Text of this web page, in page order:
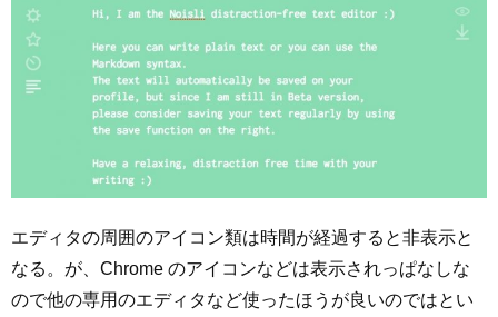
エディタの周囲のアイコン類は時間が経過すると非表示と
なる。が、Chrome のアイコンなどは表示されっぱなしな
ので他の専用のエディタなど使ったほうが良いのではとい